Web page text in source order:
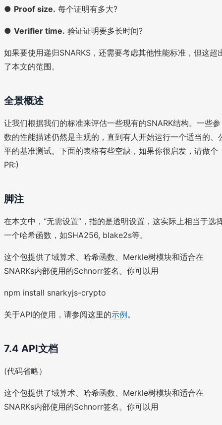
● Proof size. 每个证明有多大?
● Verifier time. 验证证明要多长时间?
如果要使用递归SNARKS，还需要考虑其他性能标准，但这超
了本文的范围。
全景概述
让我们根据我们的标准来评估一些现有的SNARK结构。一些参
数的性能描述仍然是主观的，直到有人开始运行一个适当的、
平的基准测试。下面的表格有些空缺，如果你很启发，请做个
PR:)
脚注
在本文中，“无需设置”，指的是透明设置，这实际上相当于选
一个哈希函数，如SHA256, blake2s等。
这个包提供了域算术、哈希函数、Merkle树模块和适合在
SNARKs内部使用的Schnorr签名。你可以用
npm install snarkyjs-crypto
关于API的使用，请参阅这里的示例。
7.4 API文档
(代码省略）
这个包提供了域算术、哈希函数、Merkle树模块和适合在
SNARKs内部使用的Schnorr签名。你可以用